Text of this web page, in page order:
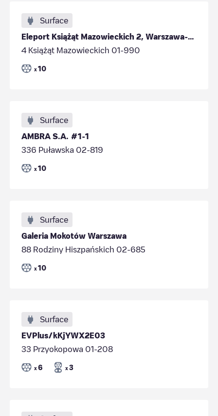
Surface
Eleport Książąt Mazowieckich 2, Warszawa-2A
4 Książąt Mazowieckich 01-990
x 10
Surface
AMBRA S.A. #1-1
336 Puławska 02-819
x 10
Surface
Galeria Mokotów Warszawa
88 Rodziny Hiszpańskich 02-685
x 10
Surface
EVPlus/kKjYWX2E03
33 Przyokopowa 01-208
x 6 x 3